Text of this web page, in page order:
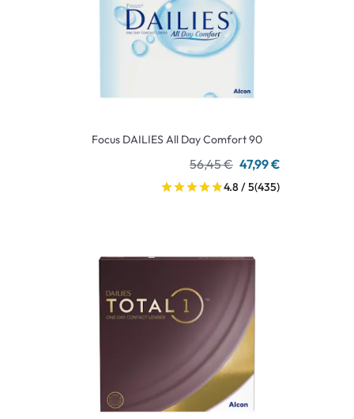
Focus DAILIES All Day Comfort 90
56,45 € 47,99 €
4.8 / 5(435)